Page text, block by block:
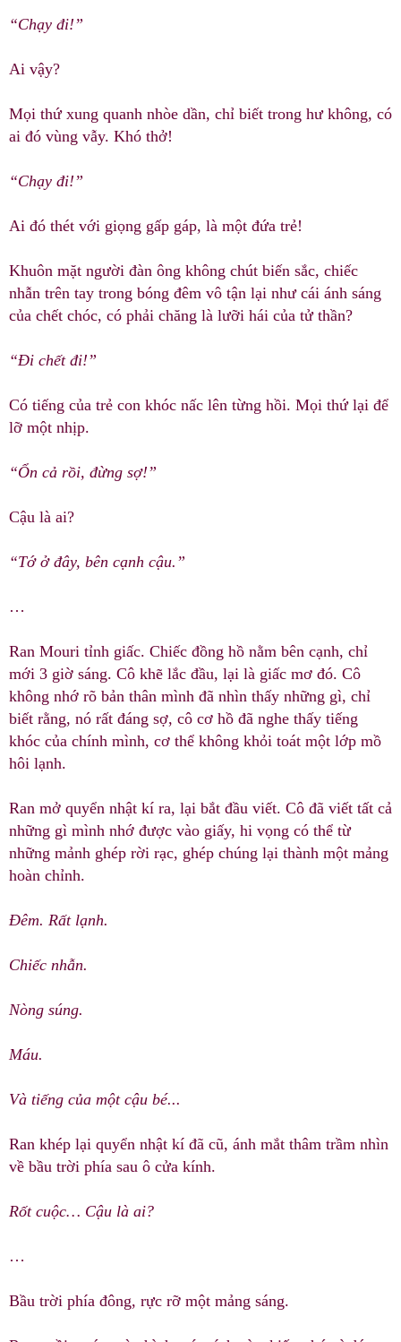
“Chạy đi!”
Ai vậy?
Mọi thứ xung quanh nhòe dần, chỉ biết trong hư không, có
ai đó vùng vẫy. Khó thở!
“Chạy đi!”
Ai đó thét với giọng gấp gáp, là một đứa trẻ!
Khuôn mặt người đàn ông không chút biến sắc, chiếc
nhẫn trên tay trong bóng đêm vô tận lại như cái ánh sáng
của chết chóc, có phải chăng là lưỡi hái của tử thần?
“Đi chết đi!”
Có tiếng của trẻ con khóc nấc lên từng hồi. Mọi thứ lại để
lỡ một nhịp.
“Ổn cả rồi, đừng sợ!”
Cậu là ai?
“Tớ ở đây, bên cạnh cậu.”
…
Ran Mouri tỉnh giấc. Chiếc đồng hồ nằm bên cạnh, chỉ
mới 3 giờ sáng. Cô khẽ lắc đầu, lại là giấc mơ đó. Cô
không nhớ rõ bản thân mình đã nhìn thấy những gì, chỉ
biết rằng, nó rất đáng sợ, cô cơ hồ đã nghe thấy tiếng
khóc của chính mình, cơ thể không khỏi toát một lớp mồ
hôi lạnh.
Ran mở quyển nhật kí ra, lại bắt đầu viết. Cô đã viết tất cả
những gì mình nhớ được vào giấy, hi vọng có thể từ
những mảnh ghép rời rạc, ghép chúng lại thành một mảng
hoàn chỉnh.
Đêm. Rất lạnh.
Chiếc nhẫn.
Nòng súng.
Máu.
Và tiếng của một cậu bé...
Ran khép lại quyển nhật kí đã cũ, ánh mắt thâm trầm nhìn
về bầu trời phía sau ô cửa kính.
Rốt cuộc… Cậu là ai?
…
Bầu trời phía đông, rực rỡ một mảng sáng.